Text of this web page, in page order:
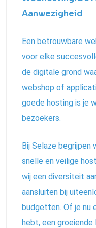
Aanwezigheid
Een betrouwbare
voor elke
de digitale grond
webshop of
goede hosting is je
bezoekers.
Bij Selaze begrijpen
snelle en veilige
wij een diversiteit
aansluiten bij
budgetten. Of je nu
hebt, een